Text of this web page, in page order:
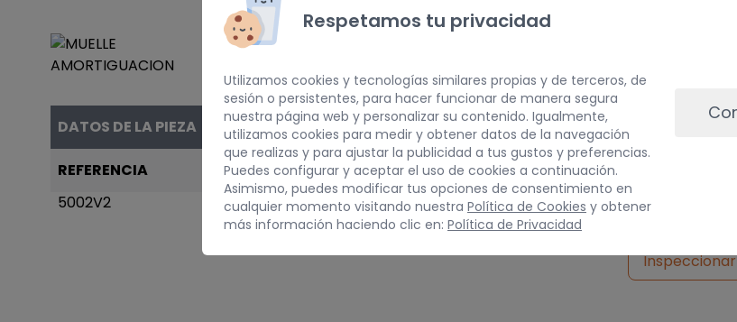
DATOS DE LA PIEZA
REFERENCIA
5002V2
AÑO
2003
10 kg
Respetamos tu privacidad
Utilizamos cookies y tecnologías similares propias y de terceros, de
sesión o persistentes, para hacer funcionar de manera segura
nuestra página web y personalizar su contenido. Igualmente,
utilizamos cookies para medir y obtener datos de la navegación
que realizas y para ajustar la publicidad a tus gustos y preferencias.
Puedes configurar y aceptar el uso de cookies a continuación.
Asimismo, puedes modificar tus opciones de consentimiento en
cualquier momento visitando nuestra Política de Cookies y obtener
más información haciendo clic en: Política de Privacidad